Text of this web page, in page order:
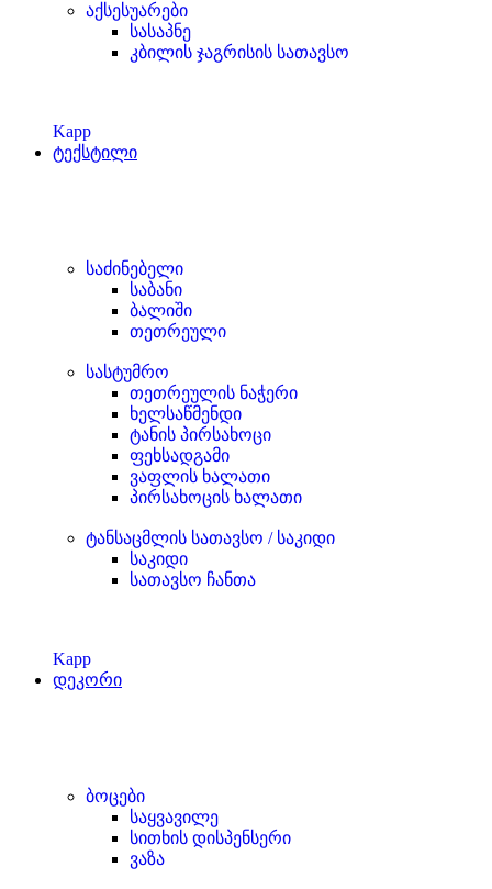
აქსესუარები
სასაპნე
კბილის ჯაგრისის სათავსო
Kapp
ტექსტილი
საძინებელი
საბანი
ბალიში
თეთრეული
სასტუმრო
თეთრეულის ნაჭერი
ხელსაწმენდი
ტანის პირსახოცი
ფეხსადგამი
ვაფლის ხალათი
პირსახოცის ხალათი
ტანსაცმლის სათავსო / საკიდი
საკიდი
სათავსო ჩანთა
Kapp
დეკორი
ბოცები
საყვავილე
სითხის დისპენსერი
ვაზა